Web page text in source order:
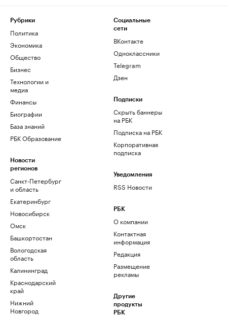
Рубрики
Политика
Экономика
Общество
Бизнес
Технологии и
медиа
Финансы
Биографии
База знаний
РБК Образование
Новости
регионов
Санкт-Петербург
и область
Екатеринбург
Новосибирск
Омск
Башкортостан
Вологодская
область
Калининград
Краснодарский
край
Нижний
Новгород
Социальные
сети
ВКонтакте
Одноклассники
Telegram
Дзен
Подписки
Скрыть баннеры
на РБК
Подписка на РБК
Корпоративная
подписка
Уведомления
RSS Новости
РБК
О компании
Контактная
информация
Редакция
Размещение
рекламы
Другие
продукты
РБК